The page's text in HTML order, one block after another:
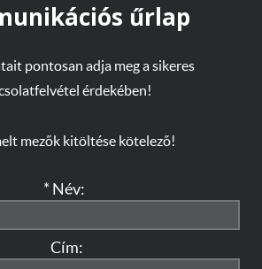
űrlap
pontosan adja meg a sikeres
érdekében!
mezők kitöltése kötelező!
* Név:
Cím: